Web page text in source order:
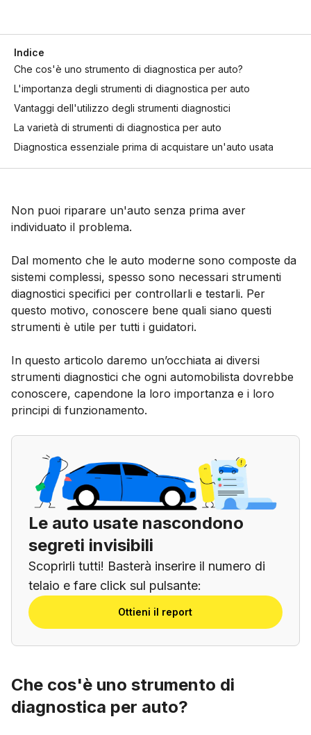
Indice
Che cos'è uno strumento di diagnostica per auto?
L'importanza degli strumenti di diagnostica per auto
Vantaggi dell'utilizzo degli strumenti diagnostici
La varietà di strumenti di diagnostica per auto
Diagnostica essenziale prima di acquistare un'auto usata
Non puoi riparare un'auto senza prima aver
individuato il problema.
Dal momento che le auto moderne sono composte da
sistemi complessi, spesso sono necessari strumenti
diagnostici specifici per controllarli e testarli. Per
questo motivo, conoscere bene quali siano questi
strumenti è utile per tutti i guidatori.
In questo articolo daremo un’occhiata ai diversi
strumenti diagnostici che ogni automobilista dovrebbe
conoscere, capendone la loro importanza e i loro
principi di funzionamento.
Le auto usate nascondono
segreti invisibili
Scoprirli tutti! Basterà inserire il numero di
telaio e fare click sul pulsante:
Ottieni il report
Che cos'è uno strumento di
diagnostica per auto?